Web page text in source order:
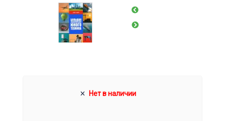
Нет в наличии